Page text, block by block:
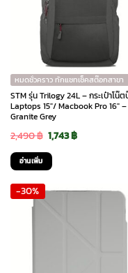
หมดชั่วคราว ทักแชทเช็คสต๊อกสาขา
STM รุ่น Trilogy 24L – กระเป๋าโน๊
Laptops 15″/ Macbook Pro 16″
Granite Grey
2,490฿ Original
price
was:
2,490 ฿.
1,743฿Current
1,743 ฿.
อ่านเพิ่ม
-30%